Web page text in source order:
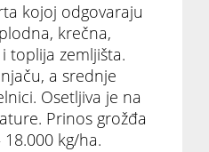
kojoj odgovaraju
krečna,
toplija zemljišta.
a srednje
Osetljiva je na
Prinos grožđa
kg/ha.